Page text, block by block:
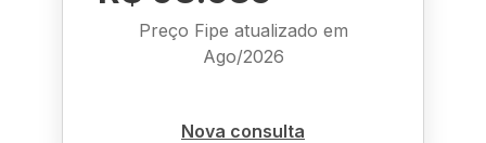
Preço Fipe atualizado em
Ago/2026
Nova consulta